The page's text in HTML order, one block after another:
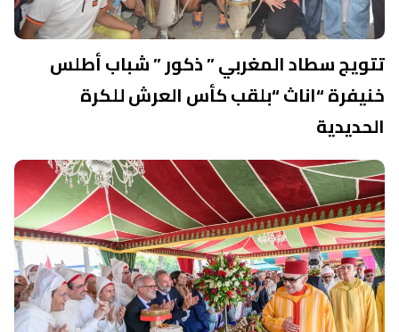
تتويج سطاد المغربي ” ذكور ” شباب أطلس
خنيفرة “اناث “بلقب كأس العرش للكرة
الحديدية